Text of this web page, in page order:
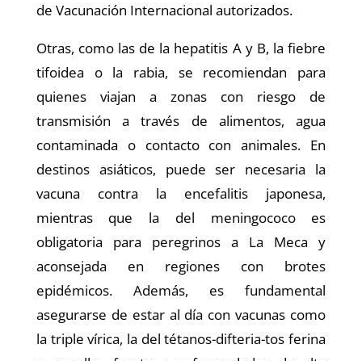
de Vacunación Internacional autorizados.
Otras, como las de la hepatitis A y B, la fiebre
tifoidea o la rabia, se recomiendan para
quienes viajan a zonas con riesgo de
transmisión a través de alimentos, agua
contaminada o contacto con animales. En
destinos asiáticos, puede ser necesaria la
vacuna contra la encefalitis japonesa,
mientras que la del meningococo es
obligatoria para peregrinos a La Meca y
aconsejada en regiones con brotes
epidémicos. Además, es fundamental
asegurarse de estar al día con vacunas como
la triple vírica, la del tétanos-difteria-tos ferina